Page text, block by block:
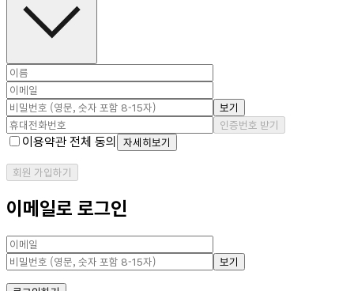
보기
인증번호 받기
이용약관 전체 동의 자세히보기
회원 가입하기
이메일로 로그인
보기